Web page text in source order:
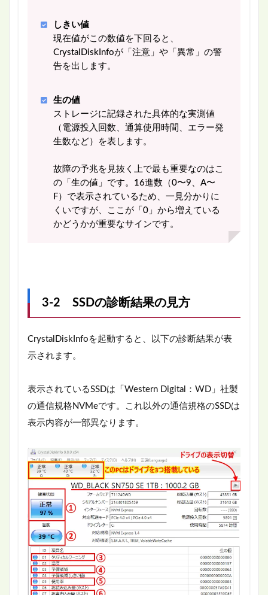
しきい値
現在値がこの数値を下回ると、
CrystalDiskInfoが「注意」や「異常」の警
告を出します。
生の値
ストレージに記録された具体的な実測値
（電源投入回数、通算使用時間、エラー発
生数など）を表します。
故障の予兆を見抜く上で最も重要なのはこ
の「生の値」です。16進数（0〜9、A〜
F）で表示されているため、一見分かりに
くいですが、ここが「0」から増えている
かどうかが重要なサインです。
3-2 SSDの診断結果の見方
CrystalDiskInfoを起動すると、以下の診断結果が表
示されます。
表示されているSSDは「Western Digital：WD」社製
の通信規格NVMeです。これ以外の通信規格のSSDは
表示内容が一部異なります。